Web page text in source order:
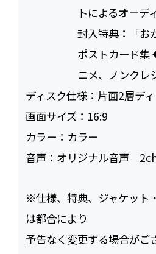
トによるオー
封入特典：「お
ポストカード
ニメ、ノンクレ
ディスク仕様： 片面2層デ
画面サイズ： 16:9
カラー： カラー
音声： オリジナル音声
※仕様、特典、ジャケット
は都合により
予告なく変更する場合がご